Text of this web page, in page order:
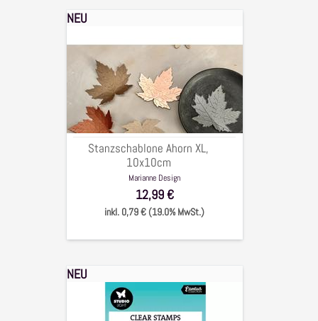
Stanzschablone
Ahorn
10x10cm
NEU
Stanzschablone Ahorn XL,
10x10cm
Marianne Design
12,99 €
inkl. 0,79 € (19.0% MwSt.)
Clear
Stamp
NEU